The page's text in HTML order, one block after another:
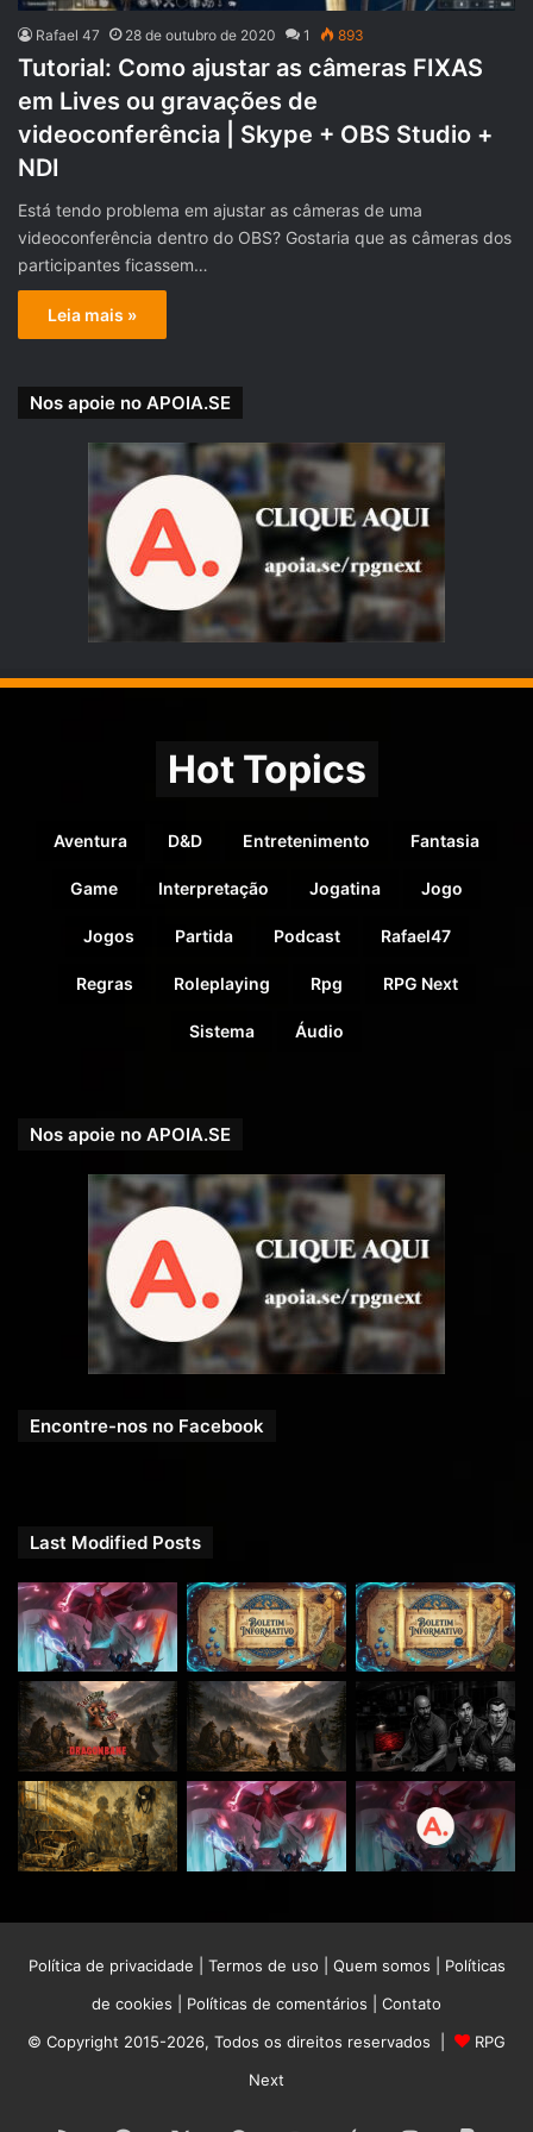
Rafael 47 28 de outubro de 2020 1 893
Tutorial: Como ajustar as câmeras FIXAS
em Lives ou gravações de
videoconferência | Skype + OBS Studio +
NDI
Está tendo problema em ajustar as câmeras de uma
videoconferência dentro do OBS? Gostaria que as câmeras dos
participantes ficassem…
Leia mais »
Nos apoie no APOIA.SE
Hot Topics
Aventura D&D Entretenimento Fantasia
Game Interpretação Jogatina Jogo
Jogos Partida Podcast Rafael47
Regras Roleplaying Rpg RPG Next
Sistema Áudio
Nos apoie no APOIA.SE
Encontre-nos no Facebook
Last Modified Posts
Política de privacidade Termos de uso Quem somos
Políticas
de cookies
Políticas de comentários
Contato
© Copyright 2015-2026, Todos os direitos reservados |
RPG
Next